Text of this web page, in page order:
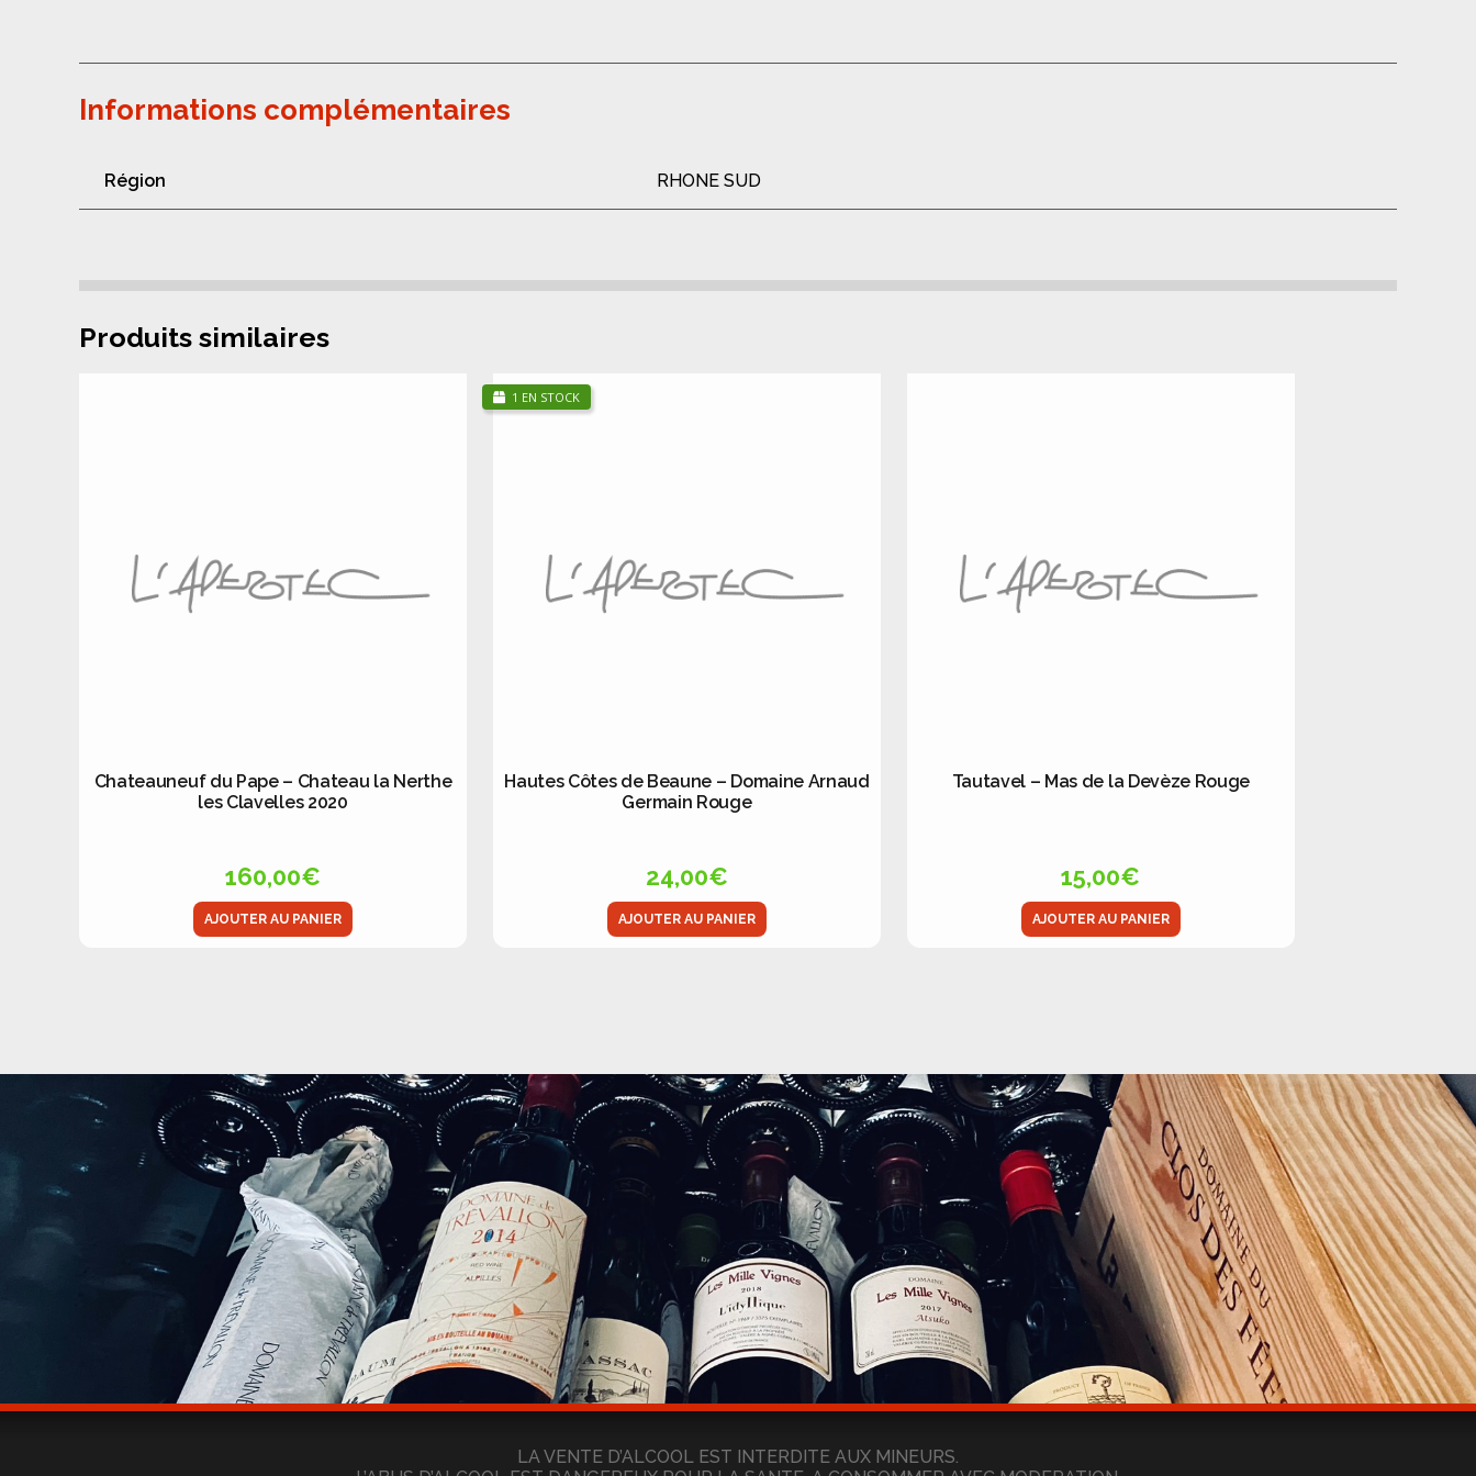
Informations complémentaires
Région RHONE SUD
Produits similaires
Chateauneuf du Pape – Chateau la Nerthe
les Clavelles 2020
160,00€
AJOUTER AU PANIER
Hautes Côtes de Beaune – Domaine Arnaud
Germain Rouge
24,00€
AJOUTER AU PANIER
1 EN STOCK
Tautavel – Mas de la Devèze Rouge
15,00€
AJOUTER AU PANIER
LA VENTE D’ALCOOL EST INTERDITE AUX MINEURS.